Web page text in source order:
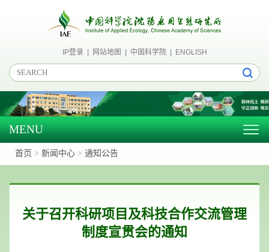
IP登录| 网站地图 中国科学院| ENGLISH
MENU
首页 > 新闻中心 > 通知公告
关于召开科研项目及科技合作交流管理
制度宣贯会的通知